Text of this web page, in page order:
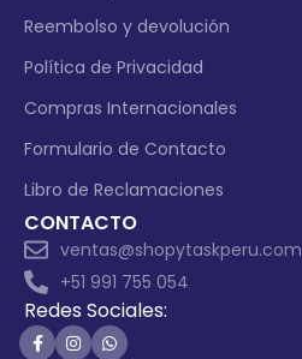
Reembolso y devolución
Política de Privacidad
Compras Internacionales
Formulario de Contacto
Libro de Reclamaciones
CONTACTO
ventas@shopytaskperu.com
+51 991 755 054
Redes Sociales: